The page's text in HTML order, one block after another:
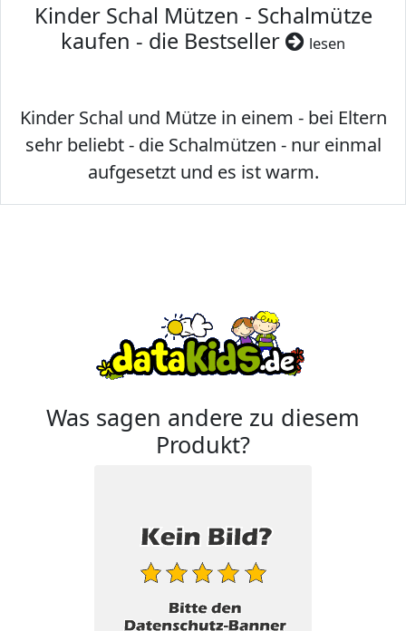
Kinder Schal Mützen - Schalmütze
kaufen - die Bestseller
lesen
Kinder Schal und Mütze in einem - bei Eltern
sehr beliebt - die Schalmützen - nur einmal
aufgesetzt und es ist warm.
Was sagen andere zu diesem
Produkt?